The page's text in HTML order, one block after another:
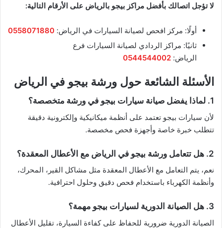
لا تؤجل اتصالك بأفضل مراكز بيجو بالرياض على الأرقام التالية:
أولًا: مركز افحص لصيانة السيارات في الرياض: 0558071880
ثانيًا: مراكز الردادي لصيانة السيارات فرع
الرياض: 0544544002
الأسئلة الشائعة حول ورشة بيجو في الرياض
1. لماذا يفضل صيانة سيارات بيجو في ورشة متخصصة؟
لأن سيارات بيجو تعتمد على أنظمة ميكانيكية وإلكترونية دقيقة
تتطلب خبرة خاصة وأجهزة فحص مخصصة.
2. هل تتعامل ورشة بيجو في الرياض مع الأعطال المعقدة؟
نعم، يتم التعامل مع الأعطال المعقدة مثل مشاكل القير، المحرك،
وأنظمة الكهرباء باستخدام فحص دقيق وحلول احترافية.
3. هل الصيانة الدورية لسيارات بيجو مهمة؟
الصيانة الدورية ضرورية للحفاظ على كفاءة السيارة، تقليل الأعطال